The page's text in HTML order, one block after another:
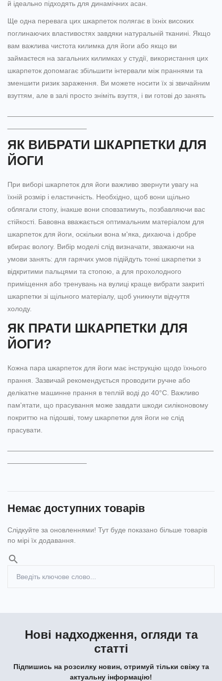
й ідеально підходять для динамічних асан.
Ще одна перевага цих шкарпеток полягає в їхніх високих
поглинаючих властивостях завдяки натуральній тканині. Якщо
вам важлива чистота килимка для йоги або якщо ви
займаєтеся на загальних килимках у студії, використання цих
шкарпеток допомагає збільшити інтервали між праннями та
зменшити ризик зараження. Ви можете носити їх зі звичайним
взуттям, але в залі просто зніміть взуття, і ви готові до занять
ЯК ВИБРАТИ ШКАРПЕТКИ ДЛЯ
ЙОГИ
При виборі шкарпеток для йоги важливо звернути увагу на
їхній розмір і еластичність. Необхідно, щоб вони щільно
облягали стопу, інакше вони сповзатимуть, позбавляючи вас
стійкості. Бавовна вважається оптимальним матеріалом для
шкарпеток для йоги, оскільки вона м'яка, дихаюча і добре
вбирає вологу. Вибір моделі слід визначати, зважаючи на
умови занять: для гарячих умов підійдуть тонкі шкарпетки з
відкритими пальцями та стопою, а для прохолодного
приміщення або тренувань на вулиці краще вибрати закриті
шкарпетки зі щільного матеріалу, щоб уникнути відчуття
холоду.
ЯК ПРАТИ ШКАРПЕТКИ ДЛЯ
ЙОГИ?
Кожна пара шкарпеток для йоги має інструкцію щодо їхнього
прання. Зазвичай рекомендується проводити ручне або
делікатне машинне прання в теплій воді до 40°C. Важливо
пам'ятати, що прасування може завдати шкоди силіконовому
покриттю на підошві, тому шкарпетки для йоги не слід
прасувати.
Немає доступних товарів
Слідкуйте за оновленнями! Тут буде показано більше товарів
по мірі їх додавання.
search
Нові надходження, огляди та
статті
Підпишись на розсилку новин, отримуй тільки свіжу та
актуальну інформацію!